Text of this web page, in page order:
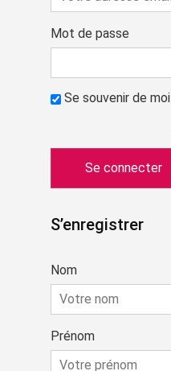
Mot de passe
Se souvenir de moi
S’enregistrer
Nom
Prénom